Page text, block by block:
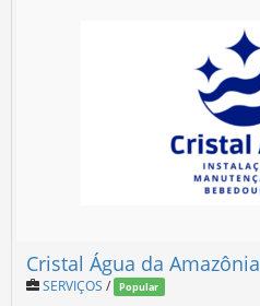
Cristal Água da Amazônia
SERVIÇOS / Popular